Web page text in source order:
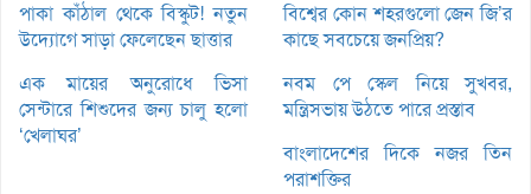
পাকা কাঁঠাল থেকে বিস্কুট! নতুন
উদ্যোগে সাড়া ফেলেছেন ছাত্তার
বিশ্বের কোন শহরগুলো জেন জি’র
কাছে সবচেয়ে জনপ্রিয়?
এক মায়ের অনুরোধে ভিসা
সেন্টারে শিশুদের জন্য চালু হলো
‘খেলাঘর’
নবম পে স্কেল নিয়ে সুখবর,
মন্ত্রিসভায় উঠতে পারে প্রস্তাব
বাংলাদেশের দিকে নজর তিন
পরাশক্তির